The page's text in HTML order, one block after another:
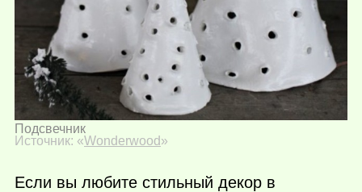
Подсвечник
Источник: «Wonderwood »
Если вы любите стильный декор в